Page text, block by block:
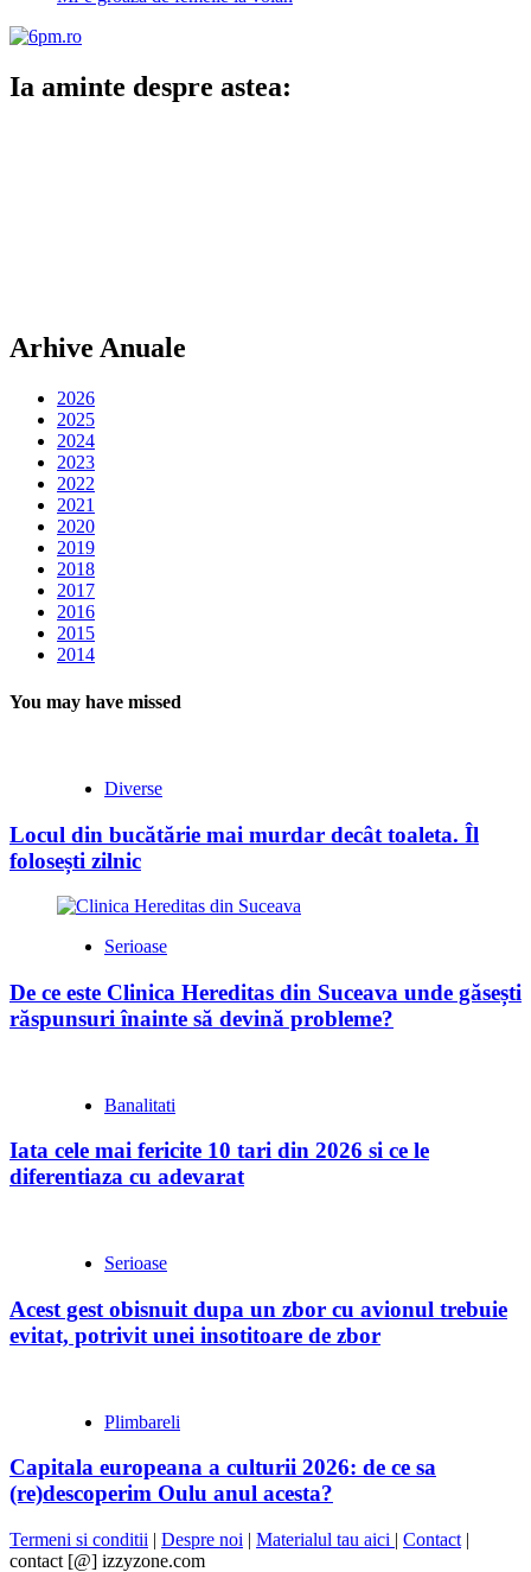
Ia aminte despre astea:
Arhive Anuale
2026
2025
2024
2023
2022
2021
2020
2019
2018
2017
2016
2015
2014
You may have missed
Diverse
Locul din bucătărie mai murdar decât toaleta. Îl
folosești zilnic
Serioase
De ce este Clinica Hereditas din Suceava unde găsești
răspunsuri înainte să devină probleme?
Banalitati
Iata cele mai fericite 10 tari din 2026 si ce le
diferentiaza cu adevarat
Serioase
Acest gest obisnuit dupa un zbor cu avionul trebuie
evitat, potrivit unei insotitoare de zbor
Plimbareli
Capitala europeana a culturii 2026: de ce sa
(re)descoperim Oulu anul acesta?
Termeni si conditii | Despre noi | Materialul tau aici | Contact |
contact [@] izzyzone.com